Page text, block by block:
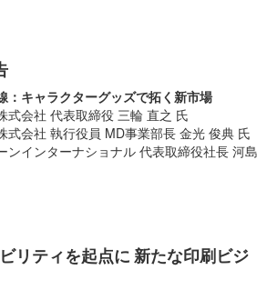
：キャラクターグッズで拓く新市場
式会社 代表取締役 三輪 直之 氏
式会社 執行役員 MD事業部長 金光 俊典 氏
ンインターナショナル 代表取締役社長 河島
リティを起点に 新たな印刷ビジ